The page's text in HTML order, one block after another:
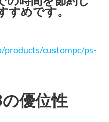
すめです。
custompc/ps-
優位性